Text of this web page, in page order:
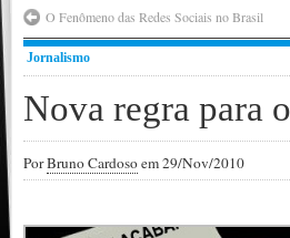
O Fenômeno das Redes Sociais no Brasil
Jornalismo
Nova regra para
PorBruno Cardosoem 29/Nov/2010